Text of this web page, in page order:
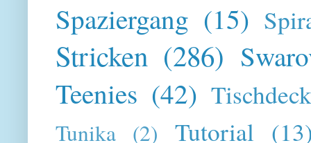
Spaziergang (15)
Stricken (286)
Teenies (42)
Tunika (2) Tutorial